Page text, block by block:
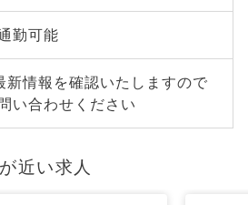
勤可能
新情報を確認いたしますので
い合わせください
近い求人